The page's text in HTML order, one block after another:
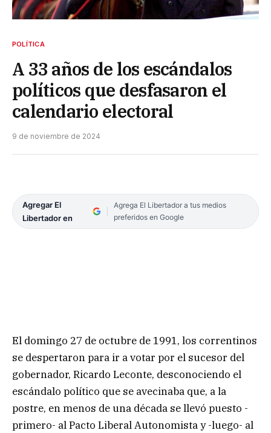
POLÍTICA
A 33 años de los escándalos
políticos que desfasaron el
calendario electoral
9 de noviembre de 2024
Agregar El
Libertador en
Agrega El Libertador a tus medios
preferidos en Google
El domingo 27 de octubre de 1991, los correntinos
se despertaron para ir a votar por el sucesor del
gobernador, Ricardo Leconte, desconociendo el
escándalo político que se avecinaba que, a la
postre, en menos de una década se llevó puesto -
primero- al Pacto Liberal Autonomista y -luego- al